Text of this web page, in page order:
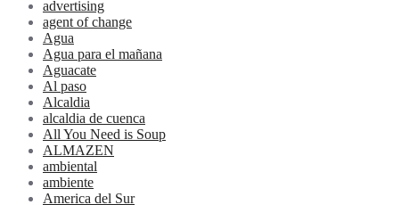
advertising
agent of change
Agua
Agua para el mañana
Aguacate
Al paso
Alcaldia
alcaldia de cuenca
All You Need is Soup
ALMAZEN
ambiental
ambiente
America del Sur